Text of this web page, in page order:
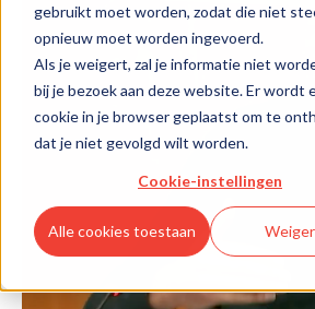
gebruikt moet worden, zodat die niet
opnieuw moet worden ingevoerd.
Als je weigert, zal je informatie niet
bij je bezoek aan deze website. Er wordt
cookie in je browser geplaatst om te
dat je niet gevolgd wilt worden.
Cookie-instellingen
Alle cookies toestaan